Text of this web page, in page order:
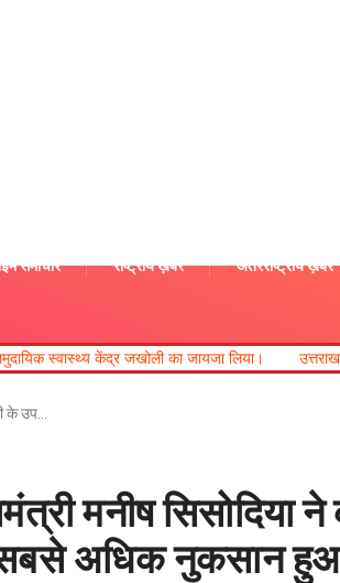
समाचार राष्ट्रीय ख़बरें अंतरराष्ट्रीय ख़बरें
का जायजा लिया। उत्तराखण्ड जल संस्थान
के उप…
मनीष सिसोदिया ने
सबसे अधिक नुकसान